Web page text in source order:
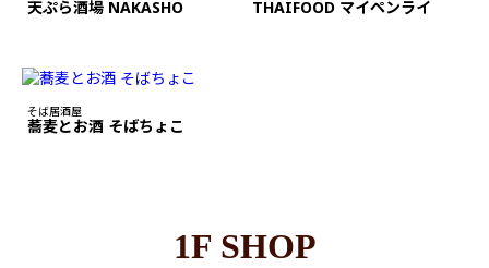
天ぷら酒場 NAKASHO THAIFOOD マイペンライ
そば居酒屋
蕎麦とお酒 そばちょこ
1F SHOP